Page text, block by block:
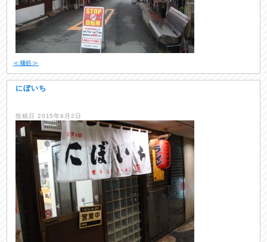
≪麺処≫
にぼいち
投稿日 2015年6月2日